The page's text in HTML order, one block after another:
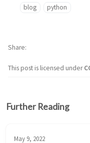
blog python
This post is licensed under
Share
Further Reading
May 9, 2022